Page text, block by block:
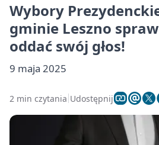
Wybory
gminie Leszno
oddać swój głos!
9 maja 2025
2 min czytania Udostępnij